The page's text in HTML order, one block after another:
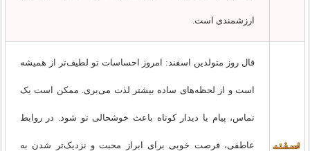
ارزشمندی است.
فال روز متولدین اسفند: امروز احساسات تو لطیف‌تر از همیشه
است و از لحظه‌های ساده بیشتر لذت می‌بری. ممکن است یک
تماس، پیام یا دیدار کوتاه باعث خوشحالی تو شود. در روابط
عاطفی، فرصت خوبی برای ابراز محبت و نزدیک‌تر شدن به